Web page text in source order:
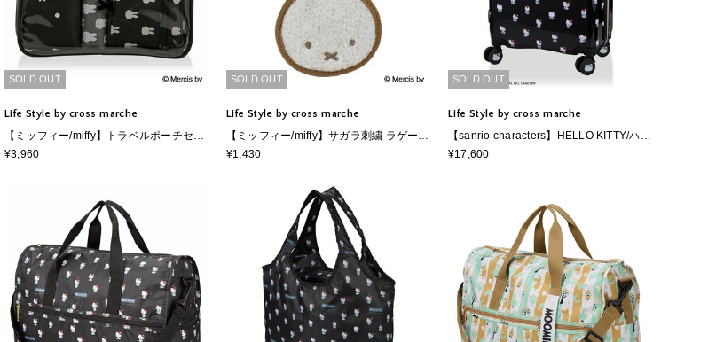
SOLD OUT
Life Style by cross marche
【ミッフィー/miffy】トラベルポーチセッ
ト 長方形
¥3,960
SOLD OUT
Life Style by cross marche
【ミッフィー/miffy】サガラ刺繍 ラゲージ
タグ
¥1,430
SOLD OUT
Life Style by cross marche
【sanrio characters】HELLO KITTY/ハロ
ーキティ スーツケース Sサイズ ドリンク
¥17,600